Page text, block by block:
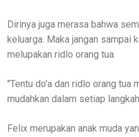
Dirinya juga merasa bahwa
keluarga. Maka jangan sampai
melupakan ridlo orang tua.
"Tentu do'a dan ridlo orang tua
mudahkan dalam setiap
Felix merupakan anak muda